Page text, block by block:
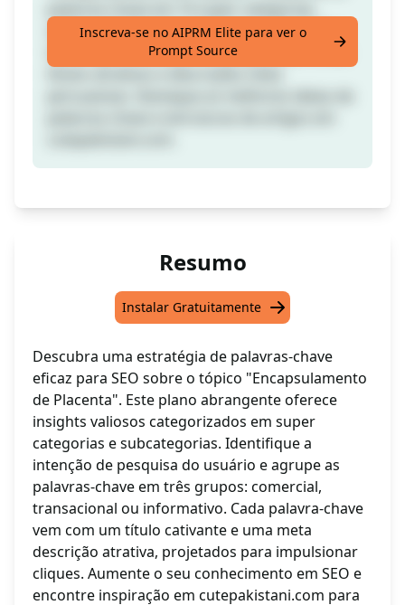
adicione 7 subcategorias para cada cluster,
identifique a intenção do pesquisador e crie
Inscreva-se no AIPRM Elite para ver o
Prompt Source
Resumo
Instalar Gratuitamente
Descubra uma estratégia de palavras-chave
eficaz para SEO sobre o tópico "Encapsulamento
de Placenta". Este plano abrangente oferece
insights valiosos categorizados em super
categorias e subcategorias. Identifique a
intenção de pesquisa do usuário e agrupe as
palavras-chave em três grupos: comercial,
transacional ou informativo. Cada palavra-chave
vem com um título cativante e uma meta
descrição atrativa, projetados para impulsionar
cliques. Aumente o seu conhecimento em SEO e
encontre inspiração em cutepakistani.com para